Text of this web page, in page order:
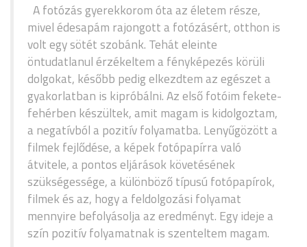
A fotózás gyerekkorom óta az életem része,
mivel édesapám rajongott a fotózásért, otthon is
volt egy sötét szobánk. Tehát eleinte
öntudatlanul érzékeltem a fényképezés körüli
dolgokat, később pedig elkezdtem az egészet a
gyakorlatban is kipróbálni. Az első fotóim fekete-
fehérben készültek, amit magam is kidolgoztam,
a negatívból a pozitív folyamatba. Lenyűgözött a
filmek fejlődése, a képek fotópapírra való
átvitele, a pontos eljárások követésének
szükségessége, a különböző típusú fotópapírok,
filmek és az, hogy a feldolgozási folyamat
mennyire befolyásolja az eredményt. Egy ideje a
szín pozitív folyamatnak is szenteltem magam.